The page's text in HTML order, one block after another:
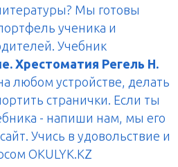
Мы готовы
ученика и
Учебник
Хрестоматия Регель Н.
любом устройстве, делать
странички. Если ты
- напиши нам, мы его
Учись в удовольствие и
OKULYK.KZ